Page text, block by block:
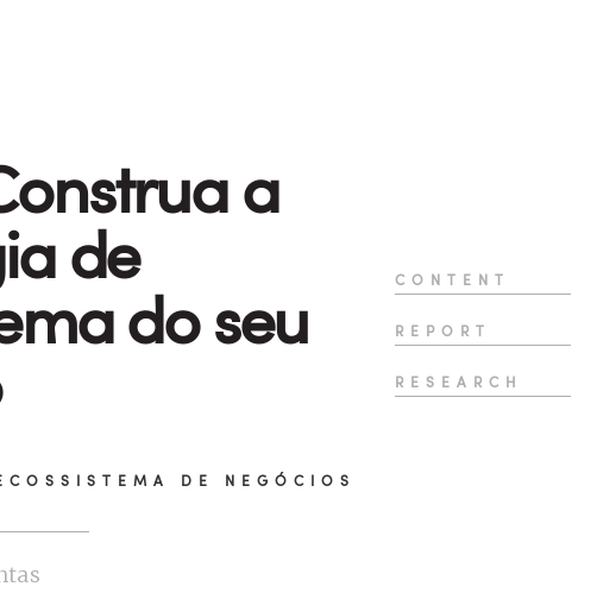
a
de
do seu
DE NEGÓCIOS
CONTENT
REPORT
RESEARCH